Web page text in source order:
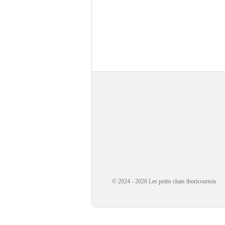
© 2024 - 2026 Les petits chats thoricourtois